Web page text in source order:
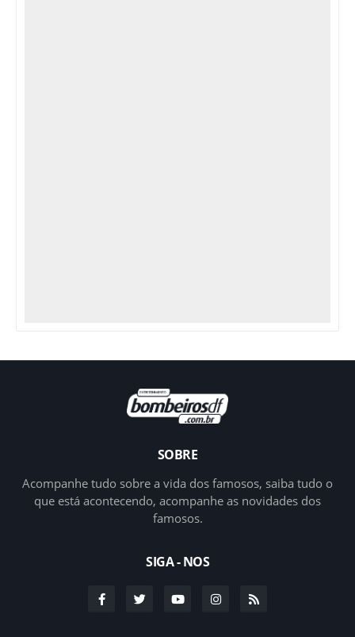
SOBRE
Acompanhe tudo sobre a vida dos famosos, saiba tudo o
que está acontecendo, acompanhe as novidades dos
famosos.
SIGA - NOS